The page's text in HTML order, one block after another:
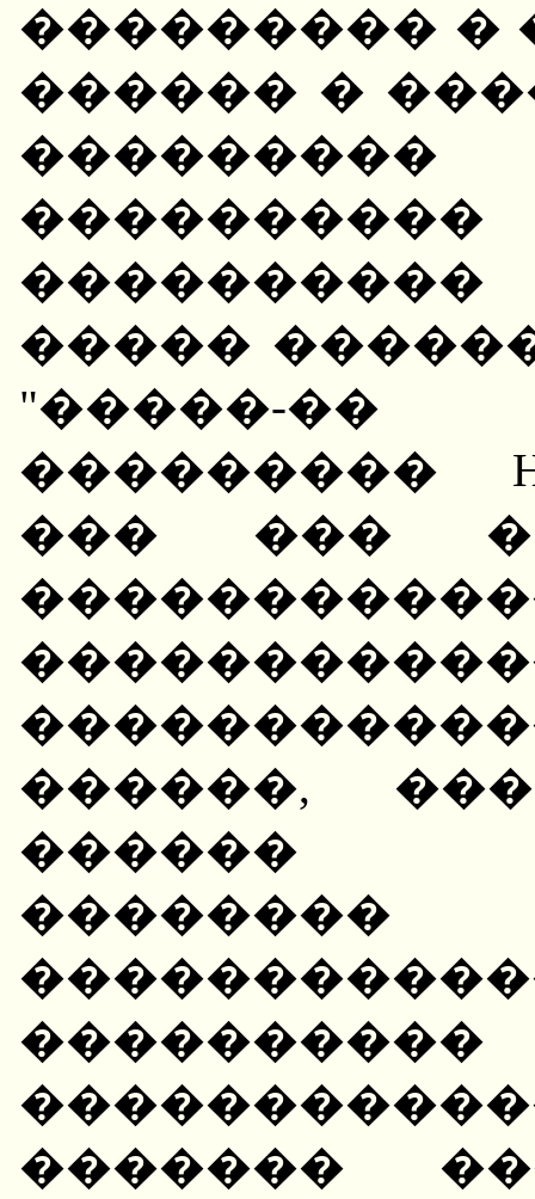
��������� �
������ �
�����
"�����-��
���������
��� ��� �
������, �����
������
��������
����������
�������